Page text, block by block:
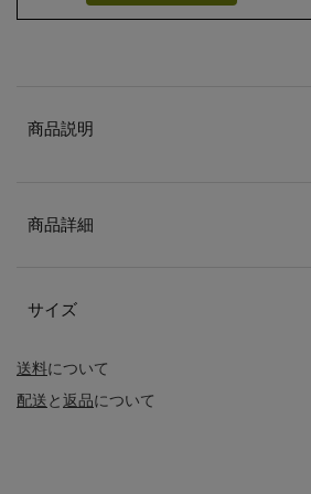
送料について
配送と返品について
商品説明
商品詳細
サイズ